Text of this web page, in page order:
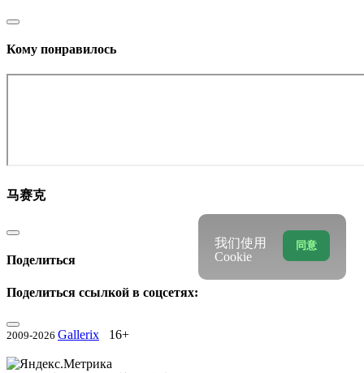
Кому понравилось
马赛克
Поделиться
Поделиться ссылкой в соцсетях:
2009-2026 Gallerix 16+
同意
我们使用
Cookie